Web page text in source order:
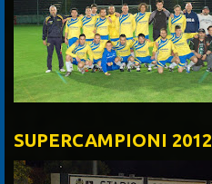
SUPERCAMPIONI 2012